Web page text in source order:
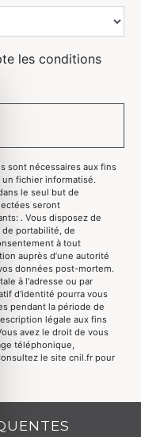
les conditions
sont nécessaires aux fins
un fichier informatisé.
le seul but de
seront
. Vous disposez de
de portabilité, de
à tout
auprès d’une autorité
données post-mortem.
à l'adresse ou par
d'identité pourra vous
pendant la période de
légale aux fins
avez le droit de vous
téléphonique,
le site cnil.fr pour